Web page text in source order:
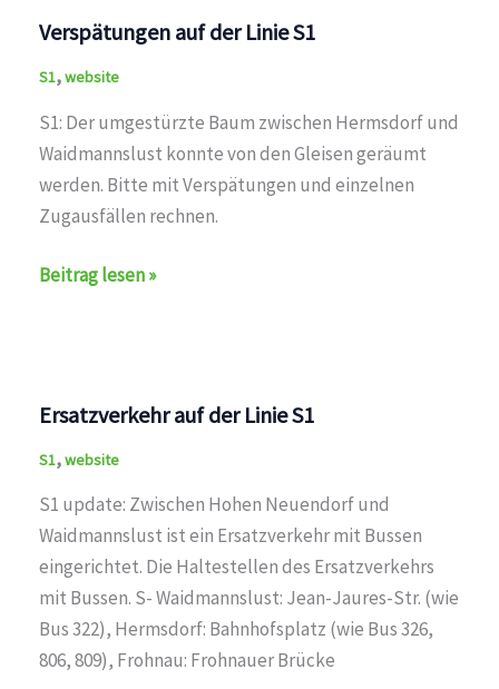
Verspätungen auf der Linie S1
S1,website
S1: Der umgestürzte Baum zwischen Hermsdorf und
Waidmannslust konnte von den Gleisen geräumt
werden. Bitte mit Verspätungen und einzelnen
Zugausfällen rechnen.
Verspätungen
Beitrag lesen »
Ersatzverkehr auf der Linie S1
S1,website
S1 update: Zwischen Hohen Neuendorf und
Waidmannslust ist ein Ersatzverkehr mit Bussen
eingerichtet. Die Haltestellen des Ersatzverkehrs
mit Bussen. S- Waidmannslust: Jean-Jaures-Str. (wie
Bus 322), Hermsdorf: Bahnhofsplatz (wie Bus 326,
806, 809), Frohnau: Frohnauer Brücke